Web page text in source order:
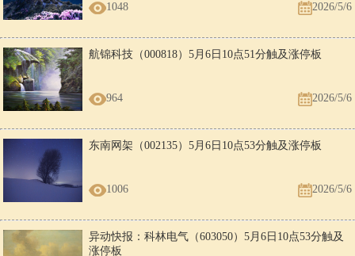
1048 2026/5/6
航锦科技（000818）5月6日10点51分触及涨停板
964 2026/5/6
东南网架（002135）5月6日10点53分触及涨停板
1006 2026/5/6
异动快报：科林电气（603050）5月6日10点53分触及
涨停板